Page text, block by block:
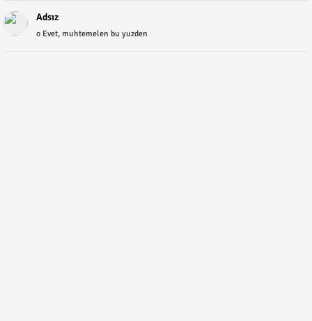
Adsız
o Evet, muhtemelen bu yuzden